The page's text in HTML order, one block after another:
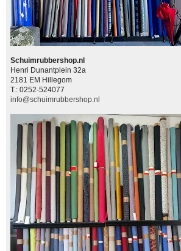
Schuimrubbershop.nl
Henri Dunantplein 32a
2181 EM Hillegom
T.: 0252-524077
info@schuimrubbershop.nl